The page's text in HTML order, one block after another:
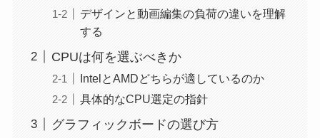
デザインと動画編集の負荷の違いを理解
する
CPUは何を選ぶべきか
IntelとAMDどちらが適しているのか
具体的なCPU選定の指針
グラフィックボードの選び方